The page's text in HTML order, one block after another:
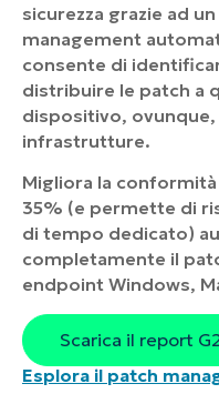
sicurezza grazie ad
management
consente di
distribuire le patch a
dispositivo,
infrastrutture.
Migliora la
35% (e permette di
di tempo dedicato)
completamente il
endpoint Windows,
Scarica il report
Esplora il patch